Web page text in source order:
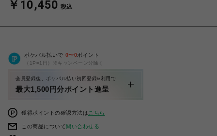
￥10,450 税込
ポケパル払いで 0〜0ポイント
（1P=1円）※キャンペーン分除く
会員登録後、ポケパル払い初回登録&利用で
最大1,500円分ポイント進呈
獲得ポイントの確認方法は こちら
この商品について問い合わせる